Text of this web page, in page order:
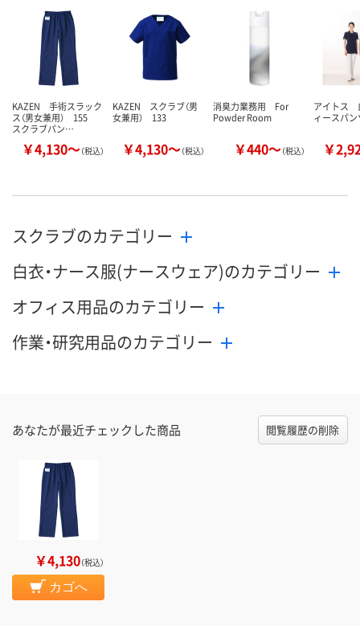
数量
カゴへ カゴへ
在庫切れです
（次回入荷日
KAZEN 手術スラック
ス（男女兼用） 155
スクラブパン…
￥4,130～（税込）
KAZEN スクラブ（男
女兼用） 133
￥4,130～（税込）
消臭力業務用 For
Powder Room
￥440～（税込）
アイトス
ィースパ
￥
スクラブのカテゴリー
白衣・ナース服(ナースウェア)のカテゴリー
オフィス用品のカテゴリー
作業・研究用品のカテゴリー
あなたが最近チェックした商品 閲覧履歴の削除
￥4,130（税込）
カゴへ